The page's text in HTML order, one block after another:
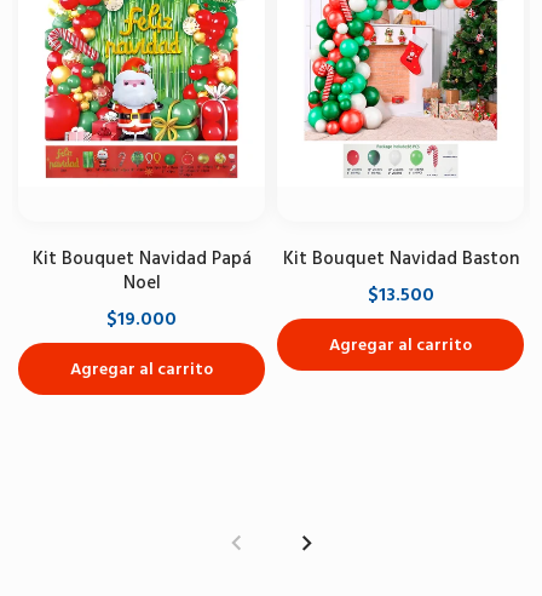
Kit Bouquet Navidad Papá
Noel
$19.000
Agregar al carrito
Kit Bouquet Navidad Baston
$13.500
Agregar al carrito